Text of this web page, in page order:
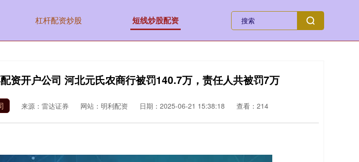
杠杆配资炒股 短线炒股配资
资开户公司 河北元氏农商行被罚140.7万，责任人共被罚7万
来源：雷达证券 网站：明利配资 日期：2025-06-21 15:38:18 查看：214